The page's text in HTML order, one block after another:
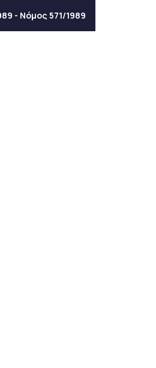
- Νόμος 571/1989